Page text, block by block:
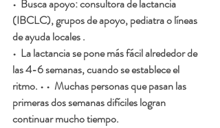
•  Busca apoyo: consultora de lactancia
(IBCLC), grupos de apoyo, pediatra o líneas
de ayuda locales .
•  La lactancia se pone más fácil alrededor de
las 4-6 semanas, cuando se establece el
ritmo. • •  Muchas personas que pasan las
primeras dos semanas difíciles logran
continuar mucho tiempo.